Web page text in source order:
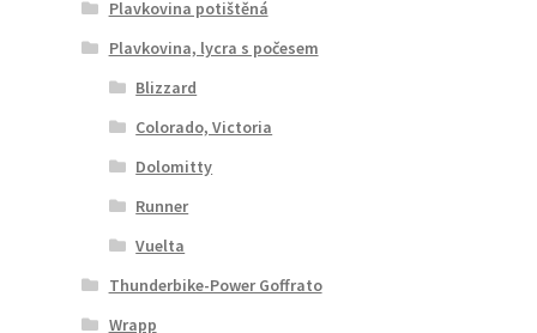
Plavkovina potištěná
Plavkovina, lycra s počesem
Blizzard
Colorado, Victoria
Dolomitty
Runner
Vuelta
Thunderbike-Power Goffrato
Wrapp